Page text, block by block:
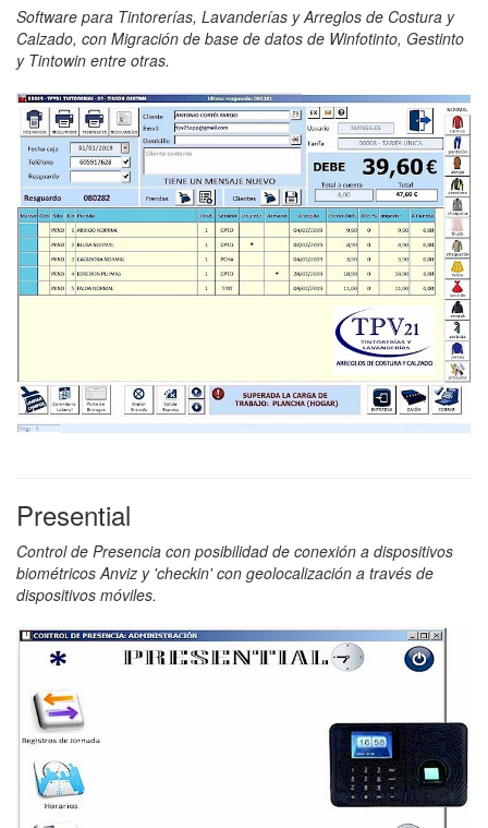
Software para Tintorerías, Lavanderías y Arreglos de Costura y
Calzado, con Migración de base de datos de Winfotinto, Gestinto
y Tintowin entre otras.
Presential
Control de Presencia con posibilidad de conexión a dispositivos
biométricos Anviz y 'checkin' con geolocalización a través de
dispositivos móviles.